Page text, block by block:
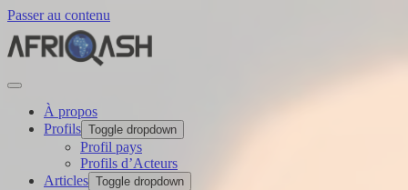
Passer au contenu
À propos
Profils Toggle dropdown
Profil pays
Profils d’Acteurs
Articles Toggle dropdown